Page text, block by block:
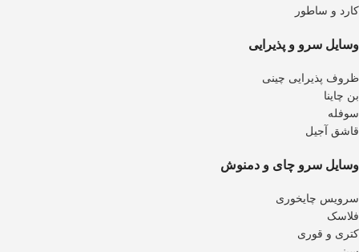
کارد و ساطور
وسایل سرو و پذیرایی
ظروف پذیرایی چینی
بن چاینا
سوفله
قاشق آجیل
وسایل سرو چای و دمنوش
سرویس چایخوری
فلاسک
کتری و قوری